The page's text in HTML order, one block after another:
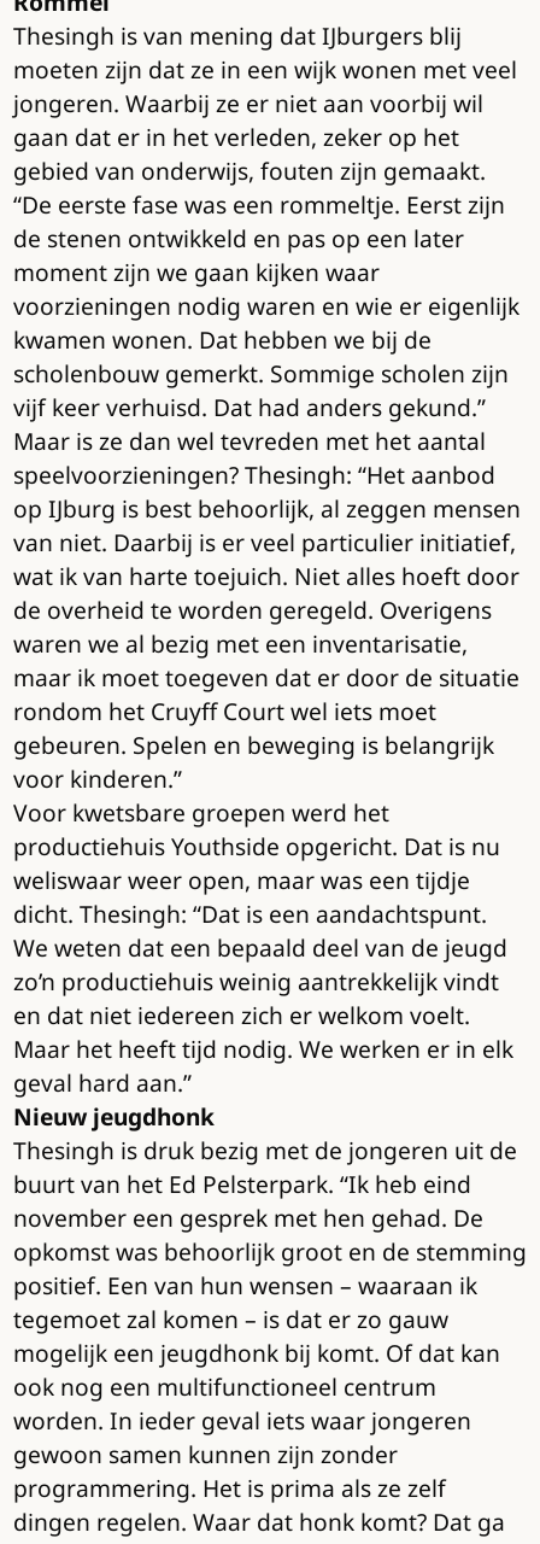
Thesingh is van mening dat IJburgers blij
moeten zijn dat ze in een wijk wonen met veel
jongeren. Waarbij ze er niet aan voorbij wil
gaan dat er in het verleden, zeker op het
gebied van onderwijs, fouten zijn gemaakt.
“De eerste fase was een rommeltje. Eerst zijn
de stenen ontwikkeld en pas op een later
moment zijn we gaan kijken waar
voorzieningen nodig waren en wie er eigenlijk
kwamen wonen. Dat hebben we bij de
scholenbouw gemerkt. Sommige scholen zijn
vijf keer verhuisd. Dat had anders gekund.”
Maar is ze dan wel tevreden met het aantal
speelvoorzieningen? Thesingh: “Het aanbod
op IJburg is best behoorlijk, al zeggen mensen
van niet. Daarbij is er veel particulier initiatief,
wat ik van harte toejuich. Niet alles hoeft door
de overheid te worden geregeld. Overigens
waren we al bezig met een inventarisatie,
maar ik moet toegeven dat er door de situatie
rondom het Cruyff Court wel iets moet
gebeuren. Spelen en beweging is belangrijk
voor kinderen.”
Voor kwetsbare groepen werd het
productiehuis Youthside opgericht. Dat is nu
weliswaar weer open, maar was een tijdje
dicht. Thesingh: “Dat is een aandachtspunt.
We weten dat een bepaald deel van de jeugd
zo’n productiehuis weinig aantrekkelijk vindt
en dat niet iedereen zich er welkom voelt.
Maar het heeft tijd nodig. We werken er in elk
geval hard aan.”
Nieuw jeugdhonk
Thesingh is druk bezig met de jongeren uit de
buurt van het Ed Pelsterpark. “Ik heb eind
november een gesprek met hen gehad. De
opkomst was behoorlijk groot en de stemming
positief. Een van hun wensen – waaraan ik
tegemoet zal komen – is dat er zo gauw
mogelijk een jeugdhonk bij komt. Of dat kan
ook nog een multifunctioneel centrum
worden. In ieder geval iets waar jongeren
gewoon samen kunnen zijn zonder
programmering. Het is prima als ze zelf
dingen regelen. Waar dat honk komt? Dat ga